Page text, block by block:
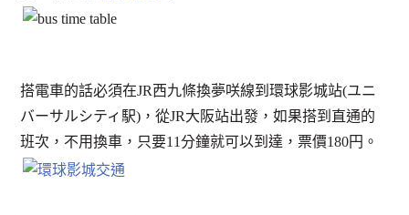
搭電車的話必須在JR西九條換夢咲線到環球影城站(ユニ
バーサルシティ駅)，從JR大阪站出發，如果搭到直通的
班次，不用換車，只要11分鐘就可以到達，票價180円。